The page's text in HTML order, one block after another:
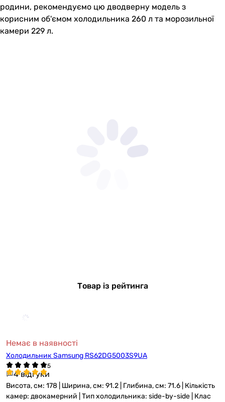
родини, рекомендуємо цю дводверну модель з
корисним об'ємом холодильника 260 л та морозильної
камери 229 л.
Товар із рейтинга
Немає в наявності
Холодильник Samsung RS62DG5003S9UA
4 відгуки
Висота, см: 178 | Ширина, см: 91.2 | Глибина, см: 71.6 | Кількість
камер: двокамерний | Тип холодильника: side-by-side | Клас